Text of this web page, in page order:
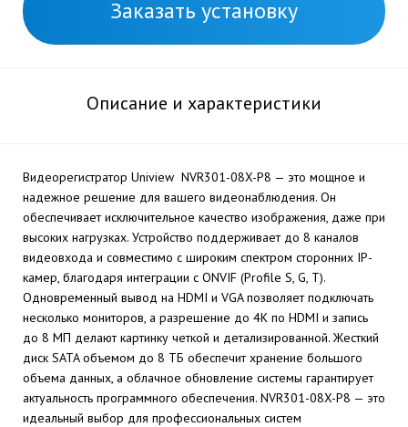
Заказать установку
Описание и характеристики
Видеорегистратор Uniview NVR301-08X-P8 — это мощное и
надежное решение для вашего видеонаблюдения. Он
обеспечивает исключительное качество изображения, даже при
высоких нагрузках. Устройство поддерживает до 8 каналов
видеовхода и совместимо с широким спектром сторонних IP-
камер, благодаря интеграции с ONVIF (Profile S, G, T).
Одновременный вывод на HDMI и VGA позволяет подключать
несколько мониторов, а разрешение до 4K по HDMI и запись
до 8 МП делают картинку четкой и детализированной. Жесткий
диск SATA объемом до 8 ТБ обеспечит хранение большого
объема данных, а облачное обновление системы гарантирует
актуальность программного обеспечения. NVR301-08X-P8 — это
идеальный выбор для профессиональных систем